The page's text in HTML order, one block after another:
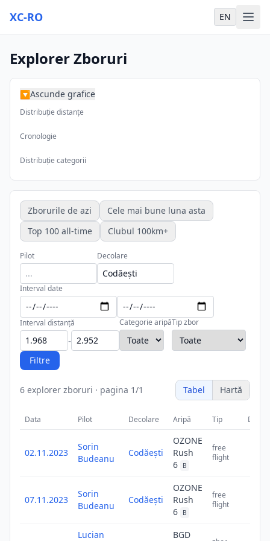
XC-RO EN
Explorer Zboruri
▶Ascunde grafice
Distribuție distanțe
Cronologie
Distribuție categorii
Zborurile de azi
Cele mai bune luna asta
Top 100 all-time
Clubul 100km+
Pilot Decolare
Interval date
Interval distanță
-
Categorie aripăTip zbor
Filtre
6 explorer zboruri · pagina 1/1 Tabel Hartă
Data Pilot Decolare Aripă Tip
02.11.2023
Sorin
Budeanu
Codăești
OZONE
Rush
6
B
free
flight
07.11.2023
Sorin
Budeanu
Codăești
OZONE
Rush
6
B
free
flight
Lucian BGD